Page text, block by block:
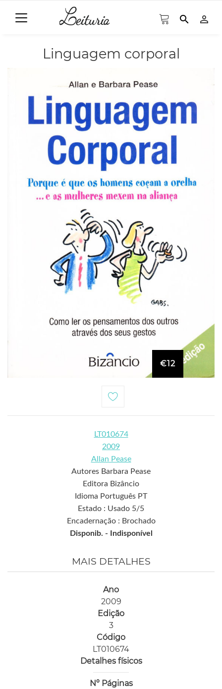
search person_outline
Linguagem corporal
€12
LT010674
2009
Allan Pease
Autores Barbara Pease
Editora Bizâncio
Idioma Português PT
Estado : Usado 5/5
Encadernação : Brochado
Disponib. -
Indisponível
MAIS DETALHES
Ano
2009
Edição
3
Código
LT010674
Detalhes físicos
Nº Páginas